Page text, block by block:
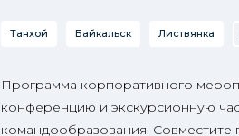
Танхой Байкальск Листвянка
Программа корпоративного
конференцию и экскурсионную
командообразования. Совместите